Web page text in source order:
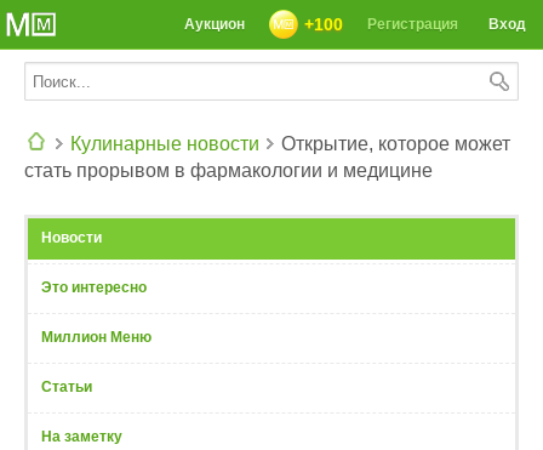
Вход
Регистрация
+100
Аукцион
Кулинарные новости
Открытие, которое может
стать прорывом в фармакологии и медицине
Новости
Это интересно
Миллион Меню
Статьи
На заметку